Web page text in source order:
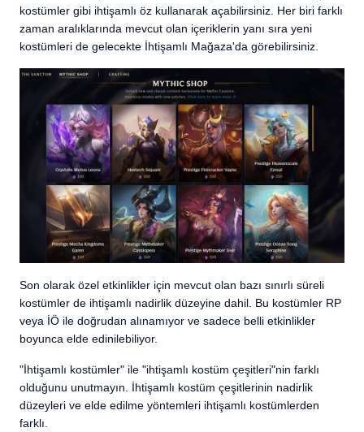
kostümler gibi ihtişamlı öz kullanarak açabilirsiniz. Her biri farklı
zaman aralıklarında mevcut olan içeriklerin yanı sıra yeni
kostümleri de gelecekte İhtişamlı Mağaza'da görebilirsiniz.
Son olarak özel etkinlikler için mevcut olan bazı sınırlı süreli
kostümler de ihtişamlı nadirlik düzeyine dahil. Bu kostümler RP
veya İÖ ile doğrudan alınamıyor ve sadece belli etkinlikler
boyunca elde edinilebiliyor.
"İhtişamlı kostümler" ile "ihtişamlı kostüm çeşitleri"nin farklı
olduğunu unutmayın. İhtişamlı kostüm çeşitlerinin nadirlik
düzeyleri ve elde edilme yöntemleri ihtişamlı kostümlerden
farklı.